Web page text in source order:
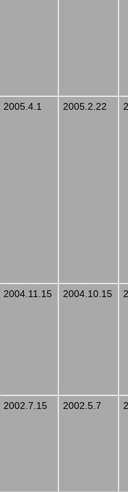
2005.4.1 2005.2.22
2004.11.15 2004.10.15
2002.7.15 2002.5.7